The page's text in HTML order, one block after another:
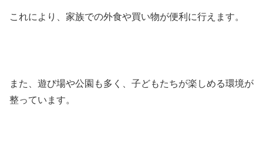
これにより、家族での外食や買い物が便利に行えます。
また、遊び場や公園も多く、子どもたちが楽しめる環境が
整っています。